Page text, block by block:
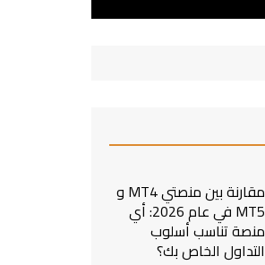
مقارنة بين منصتي MT4 و
MT5 في عام 2026: أي
منصة تناسب أسلوب
التداول الخاص بك؟